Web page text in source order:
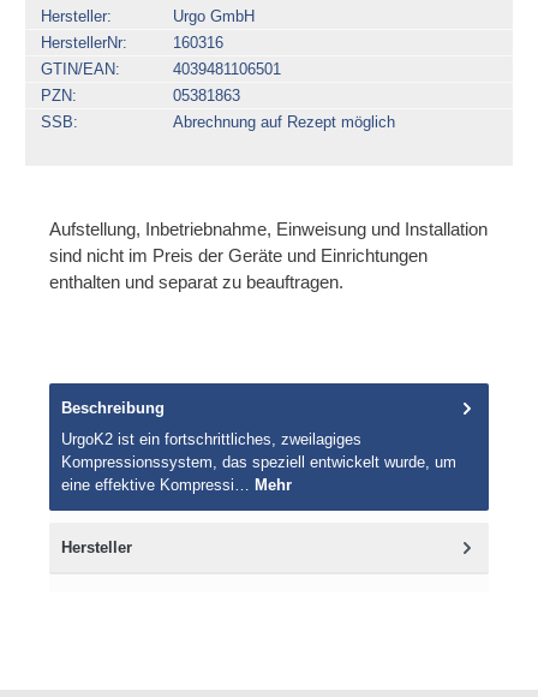
Hersteller
Urgo GmbH
HerstellerNr
160316
GTIN/EAN
4039481106501
PZN
05381863
SSB
Abrechnung auf Rezept möglich
Aufstellung, Inbetriebnahme, Einweisung und Installation
sind nicht im Preis der Geräte und Einrichtungen
enthalten und separat zu beauftragen.
Beschreibung
UrgoK2 ist ein fortschrittliches, zweilagiges
Kompressionssystem, das speziell entwickelt wurde, um
eine effektive Kompressi… Mehr
Hersteller